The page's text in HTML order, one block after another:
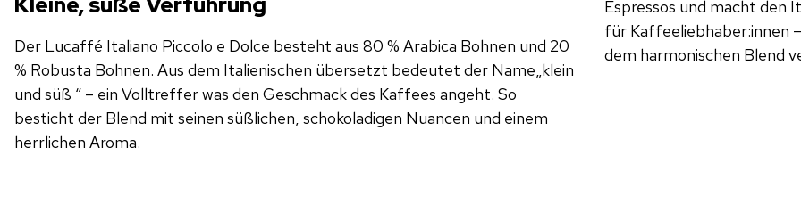
Der Lucaffé Italiano Piccolo e Dolce besteht aus 80 % Arabica Bohnen und 20
% Robusta Bohnen. Aus dem Italienischen übersetzt bedeutet der Name„klein
und süß “ – ein Volltreffer was den Geschmack des Kaffees angeht. So
besticht der Blend mit seinen süßlichen, schokoladigen Nuancen und einem
herrlichen Aroma.
Espressos und macht den
für Kaffeeliebhaber:innen
dem harmonischen Blend